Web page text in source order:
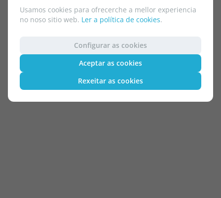
Usamos cookies para ofrecerche a mellor experiencia
no noso sitio web. Ler a política de cookies.
Configurar as cookies
Aceptar as cookies
Rexeitar as cookies